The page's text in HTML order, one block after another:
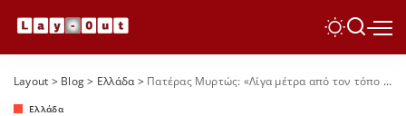
Layout > Blog> Ελλάδα> Πατέρας Μυρτώς: «Λίγα μέτρα από τον τόπο του θανάτου της συνεχίζεται η διακίνηση ναρκωτικών»
Ελλάδα